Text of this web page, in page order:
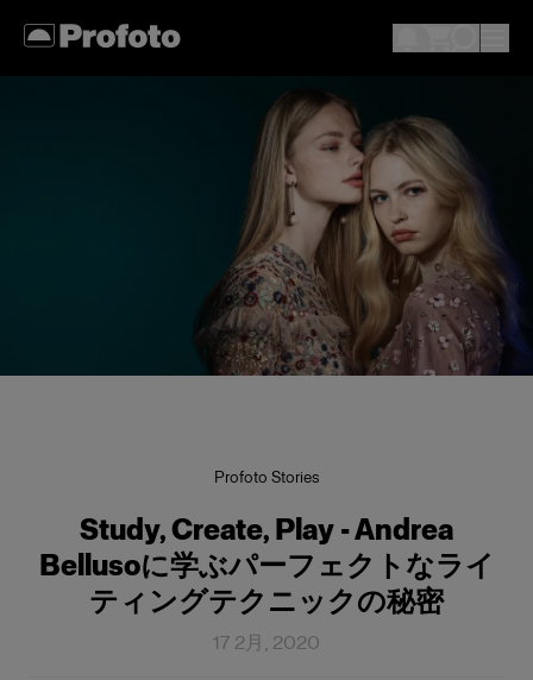
Profoto Stories
Study, Create, Play - Andrea
Bellusoに学ぶパーフェクトなライ
ティングテクニックの秘密
17 2月, 2020